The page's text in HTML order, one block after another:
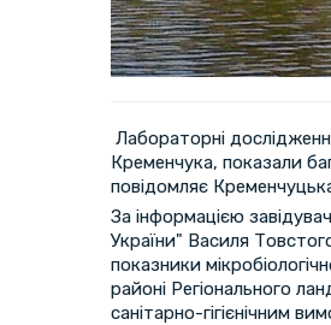
Лабораторні
Кременчука, показали
повідомляє
За інформацією
України" Василя
показники
районі Регіонального
санітарно-гігієнічним